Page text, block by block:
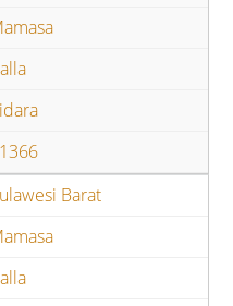
Barat